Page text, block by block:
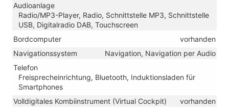
Audioanlage
Radio/MP3-Player, Radio, Schnittstelle MP3, Schnittstelle
USB, Digitalradio DAB, Touchscreen
Bordcomputer
vorhanden
Navigationssystem
Navigation, Navigation per Audio
Telefon
Freisprecheinrichtung, Bluetooth, Induktionsladen für
Smartphones
Volldigitales Kombiinstrument (Virtual Cockpit)
vorhanden